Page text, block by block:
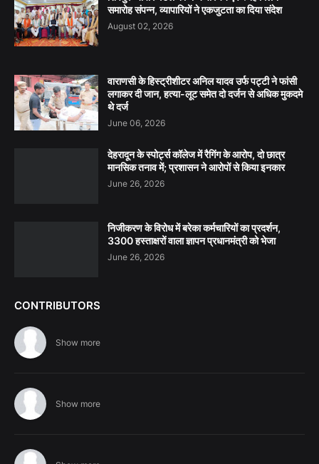
समारोह संपन्न, व्यापारियों ने एकजुटता का दिया संदेश
August 02, 2026
वाराणसी के हिस्ट्रीशीटर अनिल यादव उर्फ पट्टी ने फांसी
लगाकर दी जान, हत्या-लूट समेत दो दर्जन से अधिक मुकदमे
थे दर्ज
June 06, 2026
देहरादून के स्पोर्ट्स कॉलेज में रैगिंग के आरोप, दो छात्र
मानसिक तनाव में; प्रशासन ने आरोपों से किया इनकार
June 26, 2026
निजीकरण के विरोध में बरेका कर्मचारियों का प्रदर्शन,
3300 हस्ताक्षरों वाला ज्ञापन प्रधानमंत्री को भेजा
June 26, 2026
CONTRIBUTORS
Show more
Show more